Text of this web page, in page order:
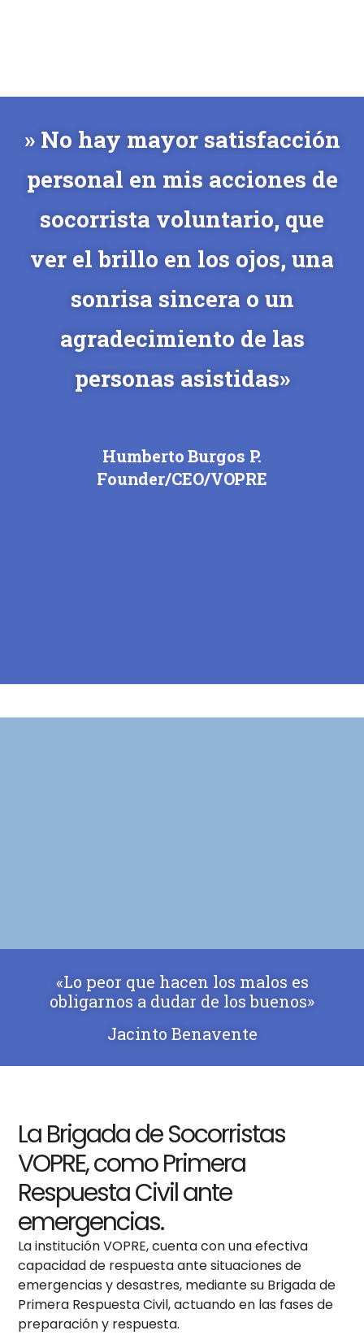
» No hay mayor satisfacción
personal en mis acciones de
socorrista voluntario, que
ver el brillo en los ojos, una
sonrisa sincera o un
agradecimiento de las
personas asistidas»
Humberto Burgos P.
Founder/CEO/VOPRE
«Lo peor que hacen los malos es
obligarnos a dudar de los buenos»
Jacinto Benavente
La Brigada de Socorristas
VOPRE, como Primera
Respuesta Civil ante
emergencias.
La institución VOPRE, cuenta con una efectiva
capacidad de respuesta ante situaciones de
emergencias y desastres, mediante su Brigada de
Primera Respuesta Civil, actuando en las fases de
preparación y respuesta.